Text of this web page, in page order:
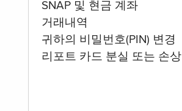
SNAP 및 현금 계좌
거래내역
귀하의 비밀번호(PIN) 변경
리포트 카드 분실 또는 손상